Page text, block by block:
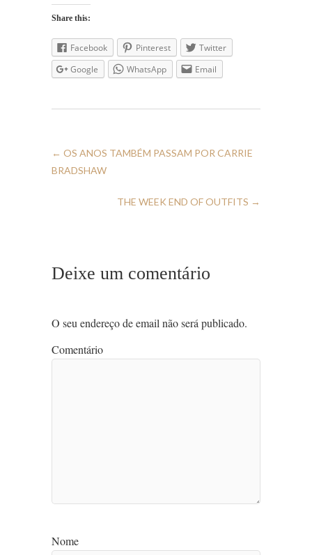
Share this:
Facebook Pinterest
Twitter
Google
WhatsApp Email
← OS ANOS TAMBÉM PASSAM POR CARRIE
BRADSHAW
THE WEEK END OF OUTFITS →
Deixe um comentário
O seu endereço de email não será publicado.
Comentário
Nome